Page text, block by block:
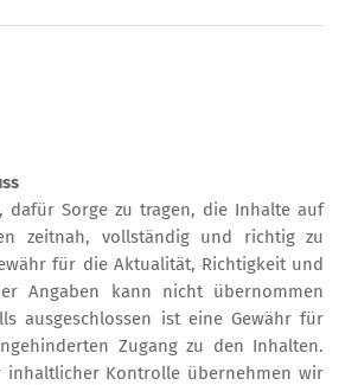
dafür Sorge zu tragen, die Inhalte auf
zeitnah, vollständig und richtig zu
für die Aktualität, Richtigkeit und
Angaben kann nicht übernommen
ausgeschlossen ist eine Gewähr für
Zugang zu den Inhalten.
inhaltlicher Kontrolle übernehmen wir